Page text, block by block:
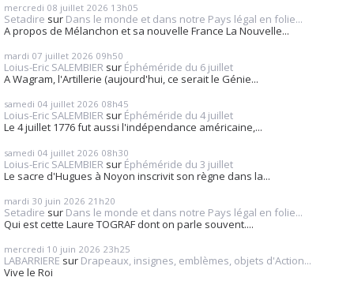
mercredi 08 juillet 2026 13h05
Setadire sur Dans le monde et dans notre Pays légal en folie...
A propos de Mélanchon et sa nouvelle France La Nouvelle...
mardi 07 juillet 2026 09h50
Loius-Eric SALEMBIER sur Éphéméride du 6 juillet
A Wagram, l'Artillerie (aujourd'hui, ce serait le Génie...
samedi 04 juillet 2026 08h45
Loius-Eric SALEMBIER sur Éphéméride du 4 juillet
Le 4 juillet 1776 fut aussi l'indépendance américaine,...
samedi 04 juillet 2026 08h30
Loius-Eric SALEMBIER sur Éphéméride du 3 juillet
Le sacre d'Hugues à Noyon inscrivit son règne dans la...
mardi 30 juin 2026 21h20
Setadire sur Dans le monde et dans notre Pays légal en folie...
Qui est cette Laure TOGRAF dont on parle souvent....
mercredi 10 juin 2026 23h25
LABARRIERE sur Drapeaux, insignes, emblèmes, objets d'Action...
Vive le Roi